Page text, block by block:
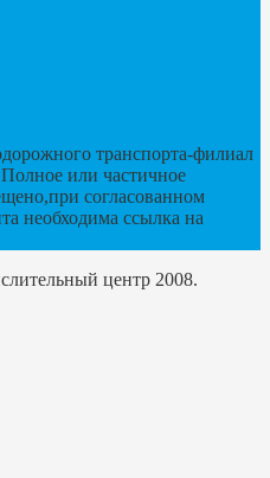
транспорта-филиал
или частичное
согласованном
необходима ссылка на
центр 2008.